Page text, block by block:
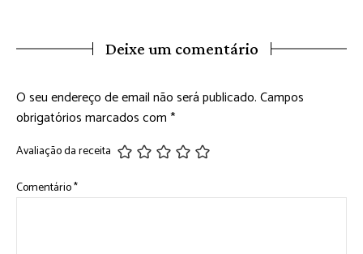
Deixe um comentário
O seu endereço de email não será publicado.Campos
obrigatórios marcados com*
Avaliação da receita
Comentário*